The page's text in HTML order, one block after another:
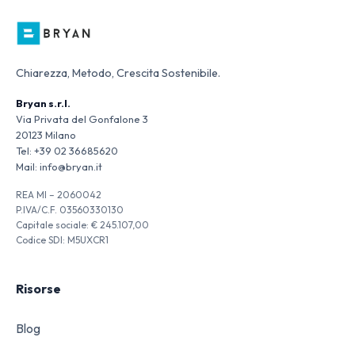
Chiarezza, Metodo, Crescita Sostenibile.
Bryan s.r.l.
Via Privata del Gonfalone 3
20123 Milano
Tel: +39 02 36685620
Mail: info@bryan.it
REA MI – 2060042
P.IVA/C.F. 03560330130
Capitale sociale: € 245.107,00
Codice SDI: M5UXCR1
Risorse
Blog